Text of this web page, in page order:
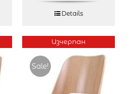
Details
Изчерпан
Sale!